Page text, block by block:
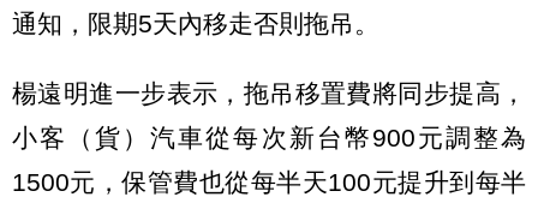
通知，限期5天內移走否則拖吊。
楊遠明進一步表示，拖吊移置費將同步提高，
小客（貨）汽車從每次新台幣900元調整為
1500元，保管費也從每半天100元提升到每半